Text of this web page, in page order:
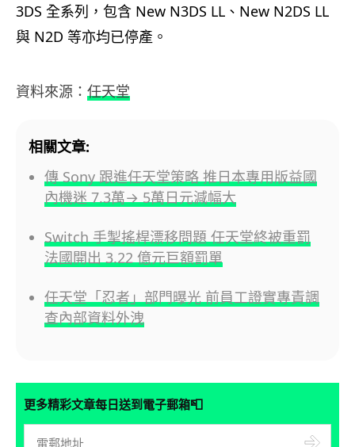
3DS 全系列，包含 New N3DS LL、New N2DS LL
與 N2D 等亦均已停產。
資料來源： 任天堂
相關文章:
傳 Sony 跟進任天堂策略 推日本專用版益國
內機迷 7.3萬→ 5萬日元減幅大
Switch 手掣搖桿漂移問題 任天堂終被重罰
法國開出 3.22 億元巨額罰單
任天堂「忍者」部門曝光 前員工證實專責調
查內部資料外洩
更多精彩文章每日送到電子郵箱📮